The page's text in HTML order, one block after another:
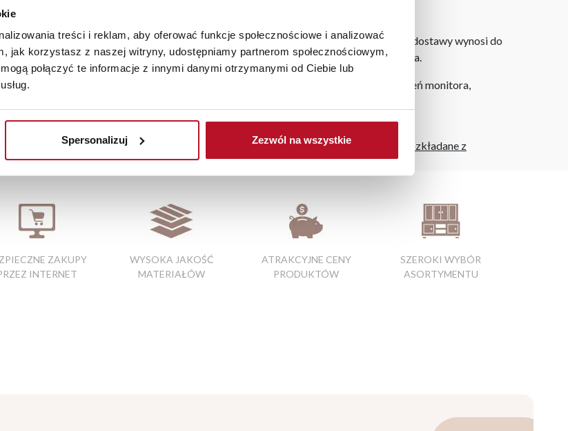
treści i reklam, aby oferować funkcje społecznościowe i analizować
jak korzystasz z naszej witryny, udostępniamy partnerom społecznościowym,
połączyć te informacje z innymi danymi otrzymanymi od Ciebie lub
Spersonalizuj Zezwól na wszystkie
3 dni roboczych na terenie całej Polski. W przypadku zamówień internetowych czas dostawy wynosi do
powyżej 1000 zł dostarczamy gratis niezależnie od miejsca złożenia zamówienia.
i struktura materiałów mogą różnić się od widocznych na ekranie, zależnie od ustawień monitora,
|duże szafy z lustrem szafa przesuwna środek
wersalki rozkładane z
|szafki do garderoby
ZAKUPY
INTERNET
WYSOKA JAKOŚĆ
MATERIAŁÓW
ATRAKCYJNE CENY
PRODUKTÓW
SZEROKI WYBÓR
ASORTYMENTU